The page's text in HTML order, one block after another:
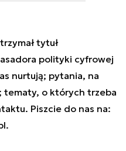
tytuł
polityki cyfrowej
nurtują; pytania, na
tematy, o których trzeba
Piszcie do nas na:
.